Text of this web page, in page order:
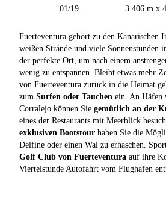
01/19 3.406 m x
Fuerteventura gehört zu den Kanarischen
weißen Strände und viele Sonnenstunden
der perfekte Ort, um nach einem
wenig zu entspannen. Bleibt etwas mehr
von Fuerteventura zurück in die Heimat
zum Surfen oder Tauchen ein. An Häfen
Corralejo können Sie gemütlich an der
eines der Restaurants mit Meerblick
exklusiven Bootstour haben Sie die
Delfine oder einen Wal zu erhaschen.
Golf Club von Fuerteventura auf ihre
Viertelstunde Autofahrt vom Flughafen